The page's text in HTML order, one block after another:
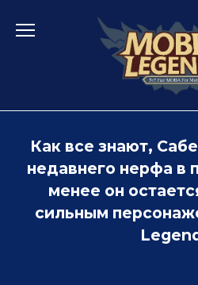
Как все знают,
недавнего нерфа в
менее он
сильным